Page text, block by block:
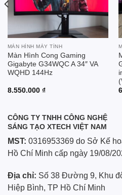
MÀN HÌNH MÁY TÍNH
Màn Hình Cong Gaming
Gigabyte G34WQC A 34″ VA
WQHD 144Hz
8.550.000 ₫
CÔNG TY TNHH CÔNG NGHỆ
SÁNG TẠO XTECH VIỆT NAM
MST: 0316953369 do Sở Kế
Hồ Chí Minh cấp ngày 19/08/
Địa chỉ: Số 38 Đường 9, Khu
Hiệp Bình, TP Hồ Chí Minh